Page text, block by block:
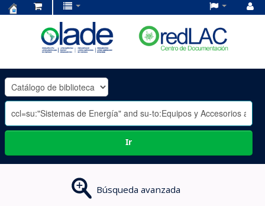
OLADE
-
Ir
Búsqueda avanzada